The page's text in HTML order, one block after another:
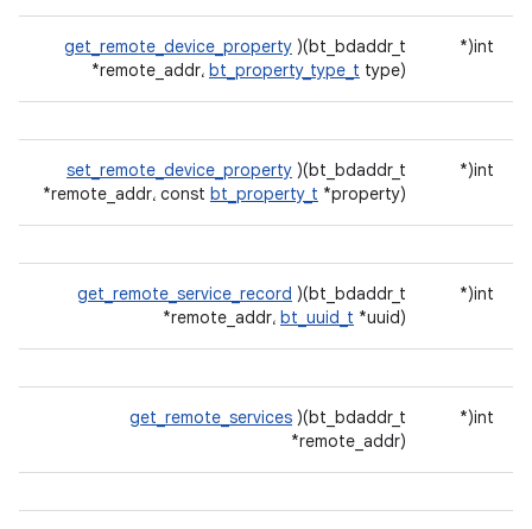
int(*
get_remote_device_property )(bt_bdaddr_t
*remote_addr، bt_property_type_t type)
int(*
set_remote_device_property )(bt_bdaddr_t
*remote_addr، const bt_property_t *property)
int(*
get_remote_service_record )(bt_bdaddr_t
*remote_addr، bt_uuid_t *uuid)
int(*
get_remote_services )(bt_bdaddr_t
*remote_addr)